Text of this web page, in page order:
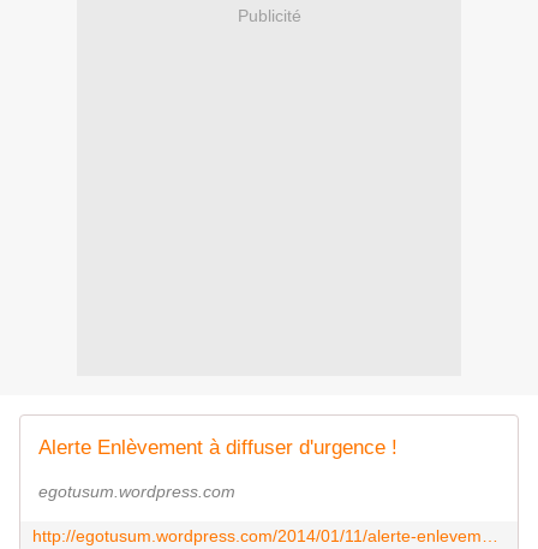
Publicité
Alerte Enlèvement à diffuser d'urgence !
egotusum.wordpress.com